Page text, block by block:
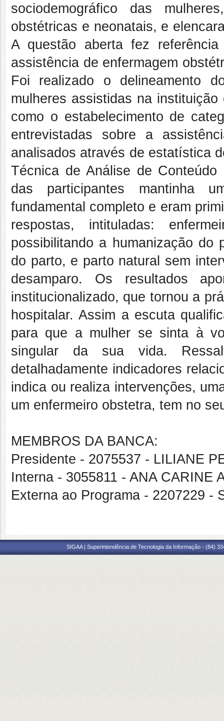
sociodemográfico das
obstétricas e neonatais, e
A questão aberta fez
assistência de enfermagem
Foi realizado o delineamento
mulheres assistidas na
como o estabelecimento de
entrevistadas sobre a
analisados através de estatística
Técnica de Análise de
das participantes mantinha
fundamental completo e eram
respostas, intituladas:
possibilitando a humanização do
do parto, e parto natural sem
desamparo. Os resultados
institucionalizado, que tornou a
hospitalar. Assim a escuta
para que a mulher se sinta à
singular da sua vida.
detalhadamente indicadores
indica ou realiza intervenções,
um enfermeiro obstetra, tem no
MEMBROS DA BANCA:
Presidente - 2075537 - LILIANE
Interna - 3055811 - ANA CARINE
Externa ao Programa - 2207229 -
SIGAA | Superintendência de Tecnologia da Informação - (84)